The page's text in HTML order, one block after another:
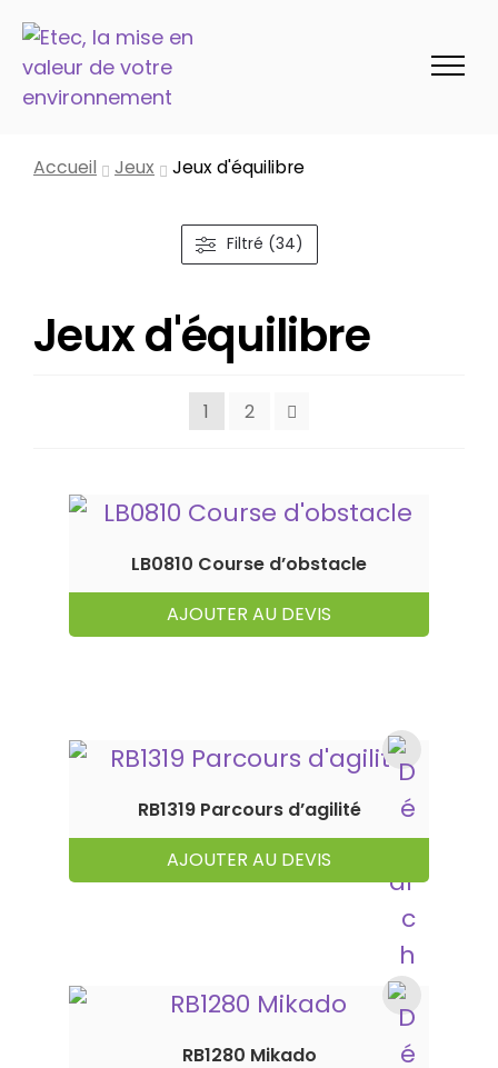
Accueil Jeux Jeux d'équilibre
Jeux d'équilibre
1 2
LB0810 Course d’obstacle
AJOUTER AU DEVIS
RB1319 Parcours d’agilité
AJOUTER AU DEVIS
RB1280 Mikado
Filtré (34)